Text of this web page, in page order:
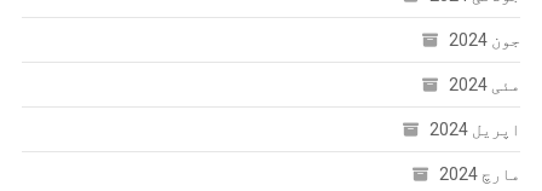
جون 2024
مئی 2024
اپریل 2024
مارچ 2024